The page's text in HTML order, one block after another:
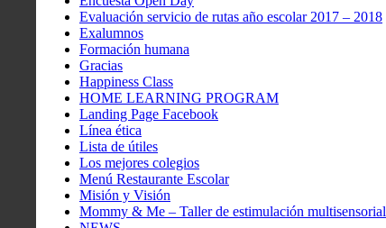
Evaluación servicio de rutas año escolar 2017 – 2018
Exalumnos
Formación humana
Gracias
Happiness Class
HOME LEARNING PROGRAM
Landing Page Facebook
Línea ética
Lista de útiles
Los mejores colegios
Menú Restaurante Escolar
Misión y Visión
Mommy & Me – Taller de estimulación multisensorial